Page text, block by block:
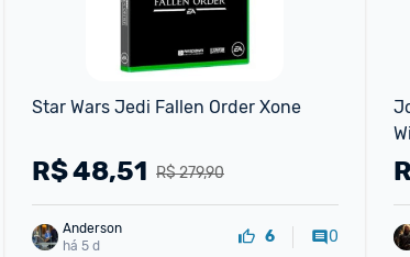
Star Wars Jedi Fallen Order Xone
R$ 279,90
R$48,51
Anderson
há 5 d
6 0